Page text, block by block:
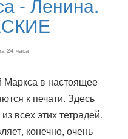
24 часа
Маркса в настоящее
к печати. Здесь
всех этих тетрадей.
конечно, очень